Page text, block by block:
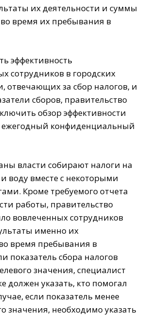
их деятельности и суммы
время их пребывания в
эффективность
сотрудников в городских
отвечающих за сбор налогов, и
сборов, правительство
обзор эффективности
ежегодный конфиденциальный
власти собирают налоги на
и воду вместе с некоторыми
Кроме требуемого отчета
работы, правительство
вовлеченных сотрудников
именно их
время пребывания в
показатель сбора налогов
значения, специалист
должен указать, кто помогал
если показатель менее
значения, необходимо указать